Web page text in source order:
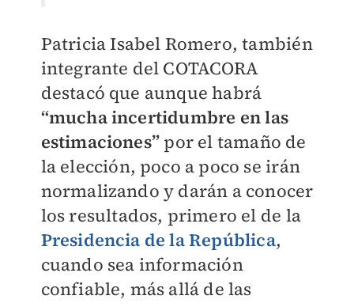
Patricia Isabel Romero, también
integrante del COTACORA
destacó que aunque habrá
“mucha incertidumbre en las
estimaciones” por el tamaño de
la elección, poco a poco se irán
normalizando y darán a conocer
los resultados, primero el de la
Presidencia de la República,
cuando sea información
confiable, más allá de las